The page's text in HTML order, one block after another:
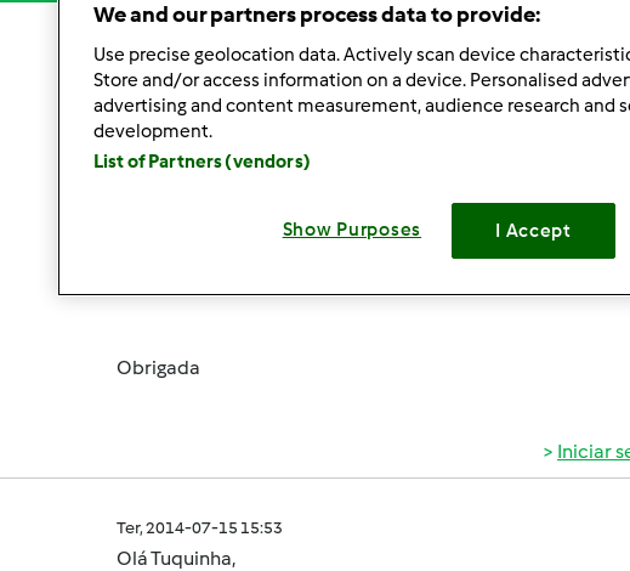
Ter, 2014-07-15 14:25
Boa tarde, preciso saber se é possivel congelar em
para as pizzas, e qual a duração.
Obrigada
Iniciar
Ter, 2014-07-15 15:53
Olá Tuquinha,
We and our partners process data to provide:
Use precise geolocation data. Actively scan device
Store and/or access information on a device. Personalised
advertising and content measurement, audience research and
development.
List of Partners (vendors)
Show Purposes I Accept